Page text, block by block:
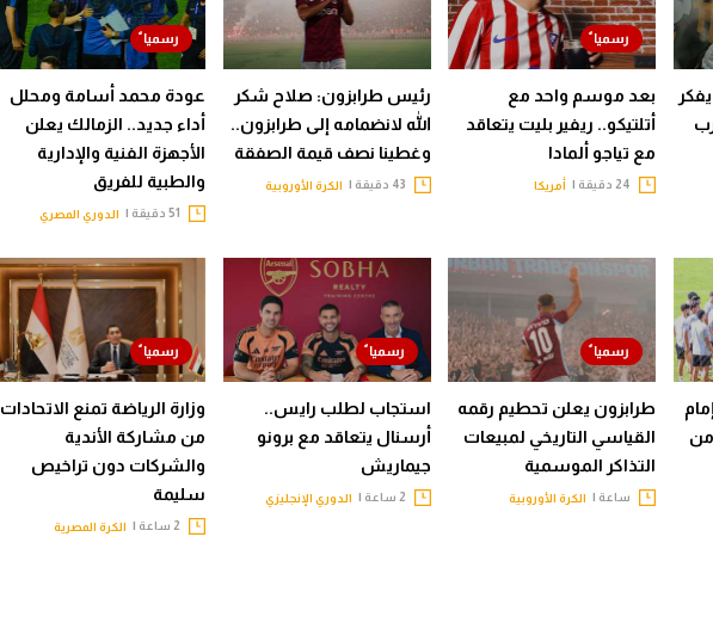
بعد موسم واحد مع
أتلتيكو.. ريفير بليت يتعاقد
مع تياجو ألمادا
أمريكا
رئيس طرابزون: صلاح شكر
الله لانضمامه إلى طرابزون..
وغطينا نصف قيمة الصفقة
الكرة الأوروبية
عودة محمد أسامة ومحلل
أداء جديد.. الزمالك يعلن
الأجهزة الفنية والإدارية
والطبية للفريق
الدوري المصري
طرابزون يعلن تحطيم رقمه
القياسي التاريخي لمبيعات
التذاكر الموسمية
ساعة | الكرة الأوروبية
استجاب لطلب رايس..
أرسنال يتعاقد مع برونو
جيماريش
الدوري الإنجليزي
وزارة الرياضة تمنع الاتحادات
من مشاركة الأندية
والشركات دون تراخيص
سليمة
الكرة المصرية